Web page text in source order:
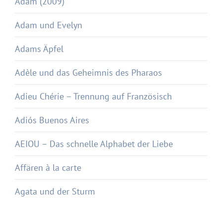
Adam und Evelyn
Adams Äpfel
Adèle und das Geheimnis des Pharaos
Adieu Chérie – Trennung auf Französisch
Adiós Buenos Aires
AEIOU – Das schnelle Alphabet der Liebe
Affären à la carte
Agata und der Sturm